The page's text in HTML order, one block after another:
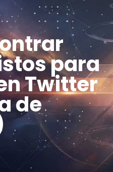
para
Twitter
de